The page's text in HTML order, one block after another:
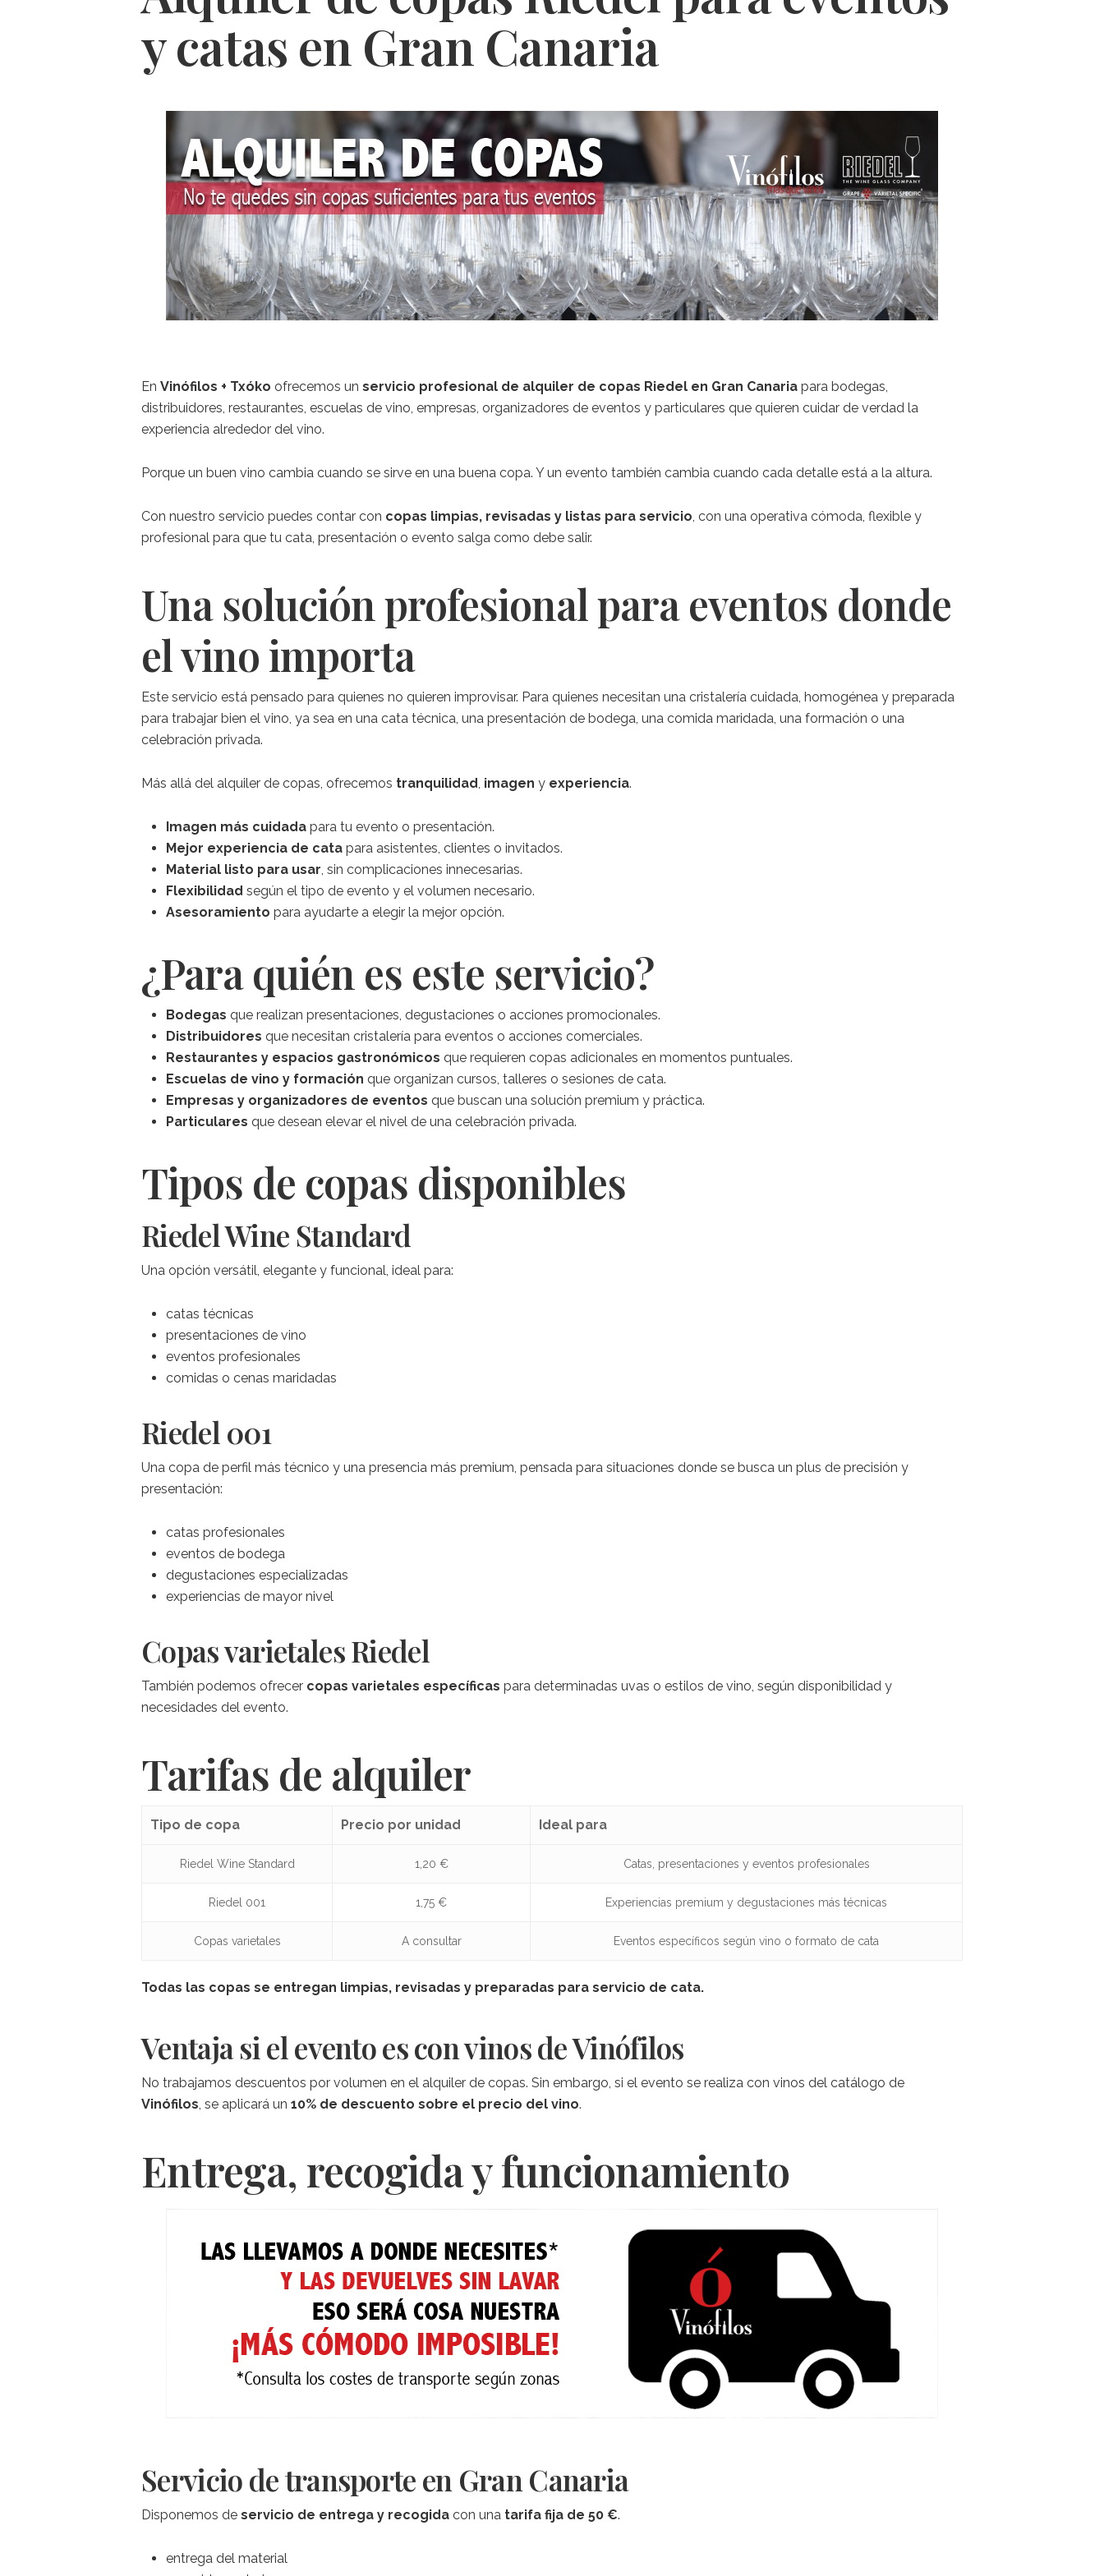
y catas en Gran Canaria
En Vinófilos + Txóko ofrecemos un servicio profesional de alquiler de copas Riedel en Gran Canaria para bodegas,
distribuidores, restaurantes, escuelas de vino, empresas, organizadores de eventos y particulares que quieren cuidar de verdad la
experiencia alrededor del vino.
Porque un buen vino cambia cuando se sirve en una buena copa. Y un evento también cambia cuando cada detalle está a la altura.
Con nuestro servicio puedes contar con copas limpias, revisadas y listas para servicio, con una operativa cómoda, flexible y
profesional para que tu cata, presentación o evento salga como debe salir.
Una solución profesional para eventos donde
el vino importa
Este servicio está pensado para quienes no quieren improvisar. Para quienes necesitan una cristalería cuidada, homogénea y preparada
para trabajar bien el vino, ya sea en una cata técnica, una presentación de bodega, una comida maridada, una formación o una
celebración privada.
Más allá del alquiler de copas, ofrecemos tranquilidad, imagen y experiencia.
Imagen más cuidada para tu evento o presentación.
Mejor experiencia de cata para asistentes, clientes o invitados.
Material listo para usar, sin complicaciones innecesarias.
Flexibilidad según el tipo de evento y el volumen necesario.
Asesoramiento para ayudarte a elegir la mejor opción.
¿Para quién es este servicio?
Bodegas que realizan presentaciones, degustaciones o acciones promocionales.
Distribuidores que necesitan cristalería para eventos o acciones comerciales.
Restaurantes y espacios gastronómicos que requieren copas adicionales en momentos puntuales.
Escuelas de vino y formación que organizan cursos, talleres o sesiones de cata.
Empresas y organizadores de eventos que buscan una solución premium y práctica.
Particulares que desean elevar el nivel de una celebración privada.
Tipos de copas disponibles
Riedel Wine Standard
Una opción versátil, elegante y funcional, ideal para:
catas técnicas
presentaciones de vino
eventos profesionales
comidas o cenas maridadas
Riedel 001
Una copa de perfil más técnico y una presencia más premium, pensada para situaciones donde se busca un plus de precisión y
presentación:
catas profesionales
eventos de bodega
degustaciones especializadas
experiencias de mayor nivel
Copas varietales Riedel
También podemos ofrecer copas varietales específicas para determinadas uvas o estilos de vino, según disponibilidad y
necesidades del evento.
Tarifas de alquiler
Tipo de copa Precio por unidad Ideal para
Riedel Wine Standard 1,20 € Catas, presentaciones y eventos profesionales
Riedel 001 1,75 € Experiencias premium y degustaciones más técnicas
Copas varietales A consultar Eventos específicos según vino o formato de cata
Todas las copas se entregan limpias, revisadas y preparadas para servicio de cata.
Ventaja si el evento es con vinos de Vinófilos
No trabajamos descuentos por volumen en el alquiler de copas. Sin embargo, si el evento se realiza con vinos del catálogo de
Vinófilos, se aplicará un 10% de descuento sobre el precio del vino.
Entrega, recogida y funcionamiento
Servicio de transporte en Gran Canaria
Disponemos de servicio de entrega y recogida con una tarifa fija de 50 €.
entrega del material